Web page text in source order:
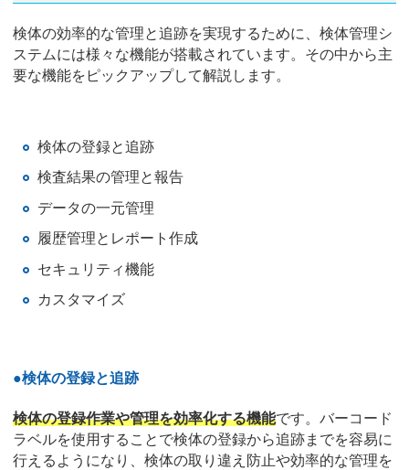
検体の効率的な管理と追跡を実現するために、検体管理シ
ステムには様々な機能が搭載されています。その中から主
要な機能をピックアップして解説します。
検体の登録と追跡
検査結果の管理と報告
データの一元管理
履歴管理とレポート作成
セキュリティ機能
カスタマイズ
●検体の登録と追跡
検体の登録作業や管理を効率化する機能です。バーコード
ラベルを使用することで検体の登録から追跡までを容易に
行えるようになり、検体の取り違え防止や効率的な管理を